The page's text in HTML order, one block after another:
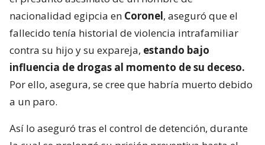
nacionalidad egipcia en Coronel, aseguró que el
fallecido tenía historial de violencia intrafamiliar
contra su hijo y su expareja, estando bajo
influencia de drogas al momento de su deceso.
Por ello, asegura, se cree que habría muerto debido
a un paro.
Así lo aseguró tras el control de detención, durante